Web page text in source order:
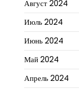
Август 2024
Июль 2024
Июнь 2024
Май 2024
Апрель 2024